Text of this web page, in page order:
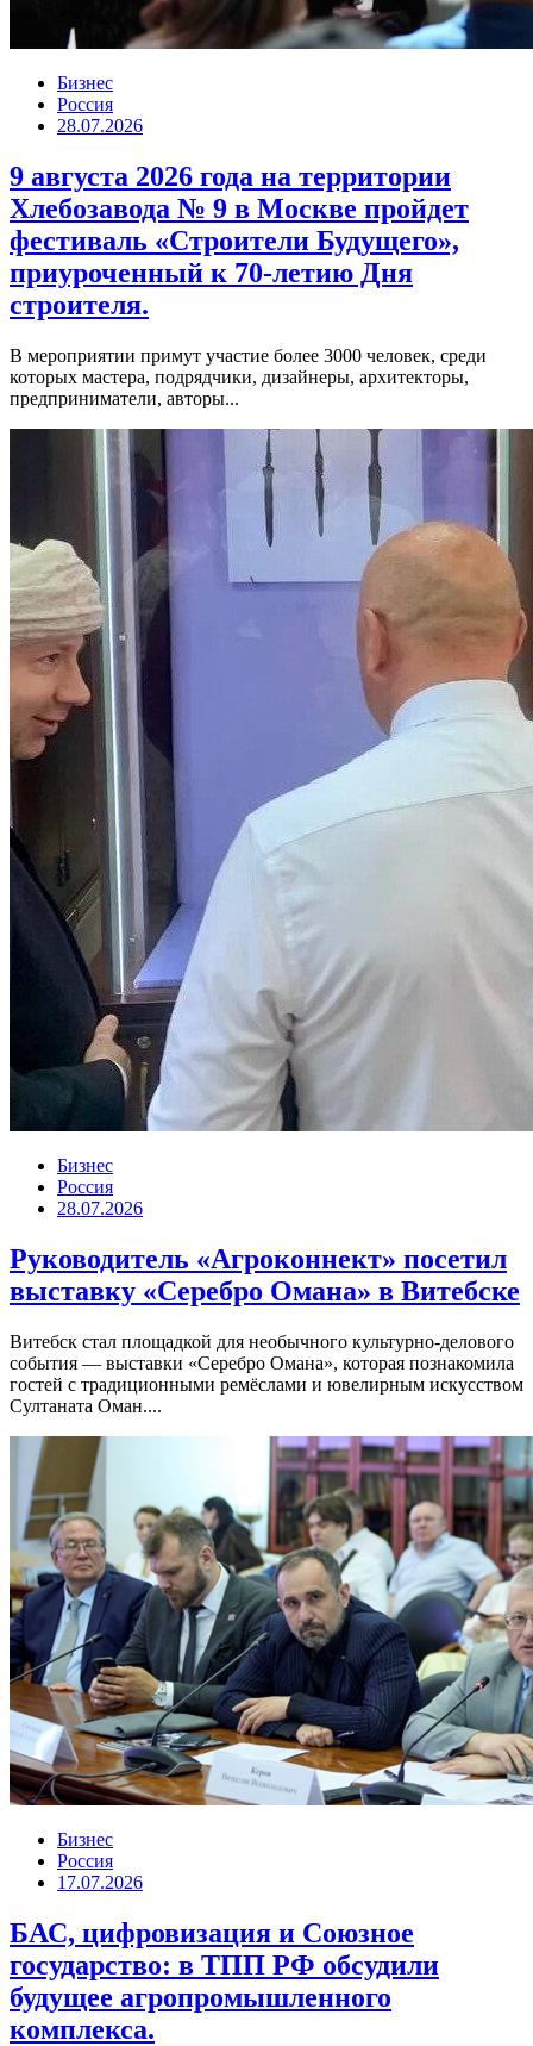
Бизнес
Россия
28.07.2026
9 августа 2026 года на территории
Хлебозавода № 9 в Москве пройдет
фестиваль «Строители Будущего»,
приуроченный к 70-летию Дня
строителя.
В мероприятии примут участие более 3000 человек, среди
которых мастера, подрядчики, дизайнеры, архитекторы,
предприниматели, авторы...
Бизнес
Россия
28.07.2026
Руководитель «Агроконнект» посетил
выставку «Серебро Омана» в Витебске
Витебск стал площадкой для необычного культурно-делового
события — выставки «Серебро Омана», которая познакомила
гостей с традиционными ремёслами и ювелирным искусством
Султаната Оман....
Бизнес
Россия
17.07.2026
БАС, цифровизация и Союзное
государство: в ТПП РФ обсудили
будущее агропромышленного
комплекса.